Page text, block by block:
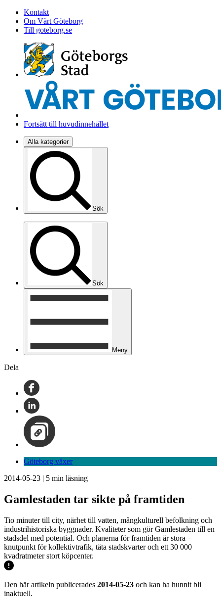
Kontakt
Om Vårt Göteborg
Till goteborg.se
Fortsätt till huvudinnehållet
Alla kategorier
Sök
Sök
Meny
Dela
Göteborg växer
2014-05-23 | 5 min läsning
Gamlestaden tar sikte på framtiden
Tio minuter till city, närhet till vatten, mångkulturell befolkning och
industrihistoriska byggnader. Kvaliteter som gör Gamlestaden till en
stadsdel med potential. Och planerna för framtiden är stora –
knutpunkt för kollektivtrafik, täta stadskvarter och ett 30 000
kvadratmeter stort köpcenter.
Den här artikeln publicerades 2014-05-23 och kan ha hunnit bli
inaktuell.